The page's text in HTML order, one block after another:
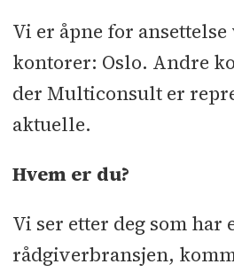
Vi er åpne for
kontorer: Oslo. Andre
der Multiconsult er
aktuelle.
Hvem er du?
Vi ser etter deg som
rådgiverbransjen,